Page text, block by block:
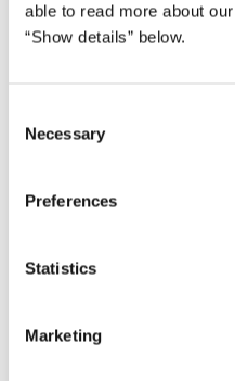
able to read more about
“Show details” below.
Necessary
Preferences
Statistics
Marketing